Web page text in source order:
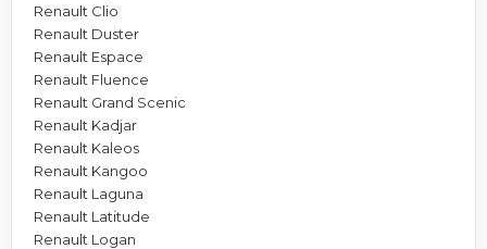
Renault Clio
Renault Duster
Renault Espace
Renault Fluence
Renault Grand Scenic
Renault Kadjar
Renault Kaleos
Renault Kangoo
Renault Laguna
Renault Latitude
Renault Logan